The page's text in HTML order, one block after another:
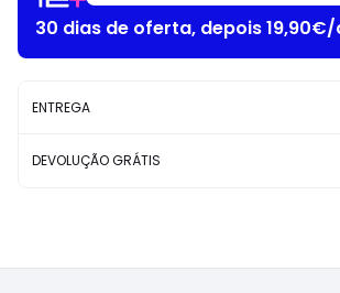
30 dias de oferta, depois
ENTREGA
DEVOLUÇÃO GRÁTIS